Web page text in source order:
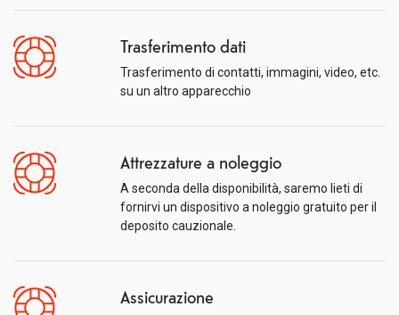
Trasferimento dati
Trasferimento di contatti, immagini, video, etc.
su un altro apparecchio
Attrezzature a noleggio
A seconda della disponibilità, saremo lieti di
fornirvi un dispositivo a noleggio gratuito per il
deposito cauzionale.
Assicurazione